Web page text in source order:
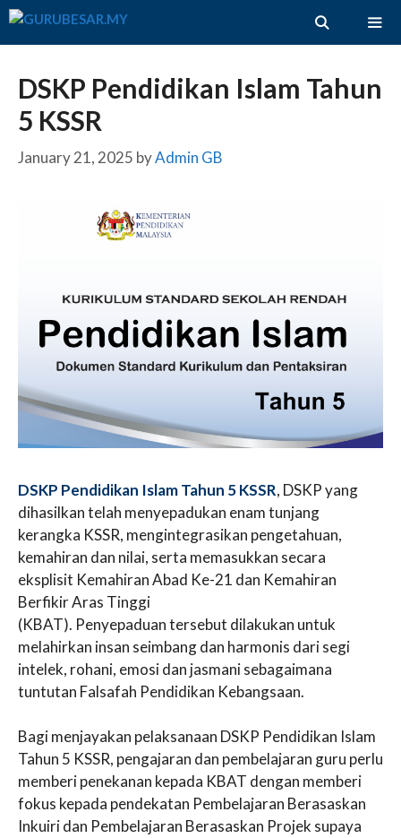
Skip
DSKP Pendidikan Islam Tahun
5 KSSR
January 21, 2025 byAdmin GB
DSKP Pendidikan Islam Tahun 5 KSSR, DSKP yang
dihasilkan telah menyepadukan enam tunjang
kerangka KSSR, mengintegrasikan pengetahuan,
kemahiran dan nilai, serta memasukkan secara
eksplisit Kemahiran Abad Ke-21 dan Kemahiran
Berfikir Aras Tinggi
(KBAT). Penyepaduan tersebut dilakukan untuk
melahirkan insan seimbang dan harmonis dari segi
intelek, rohani, emosi dan jasmani sebagaimana
tuntutan Falsafah Pendidikan Kebangsaan.
Bagi menjayakan pelaksanaan DSKP Pendidikan Islam
Tahun 5 KSSR, pengajaran dan pembelajaran guru perlu
memberi penekanan kepada KBAT dengan memberi
fokus kepada pendekatan Pembelajaran Berasaskan
Inkuiri dan Pembelajaran Berasaskan Projek supaya